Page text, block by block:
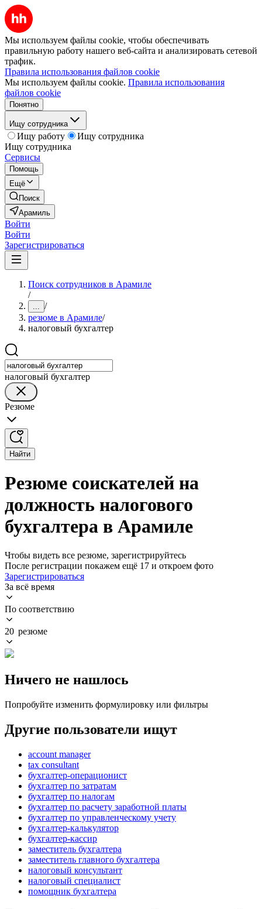
Мы используем файлы cookie, чтобы обеспечивать
правильную работу нашего веб-сайта и анализировать сетевой
трафик.
Правила использования файлов cookie
Мы используем файлы cookie. Правила использования
файлов cookie
Понятно
Ищу сотрудника
Ищу работу
Ищу сотрудника
Ищу сотрудника
Сервисы
Помощь
Ещё
Поиск
Арамиль
Войти
Войти
Зарегистрироваться
Поиск сотрудников в Арамиле
/
... /
резюме в Арамиле/
налоговый бухгалтер
налоговый бухгалтер
Резюме
Найти
Резюме соискателей на
должность налогового
бухгалтера в Арамиле
Чтобы видеть все резюме, зарегистрируйтесь
После регистрации покажем ещё 17 и откроем фото
Зарегистрироваться
За всё время
По соответствию
20 резюме
Ничего не нашлось
Попробуйте изменить формулировку или фильтры
Другие пользователи ищут
account manager
tax consultant
бухгалтер-операционист
бухгалтер по затратам
бухгалтер по налогам
бухгалтер по расчету заработной платы
бухгалтер по управленческому учету
бухгалтер-калькулятор
бухгалтер-кассир
заместитель бухгалтера
заместитель главного бухгалтера
налоговый консультант
налоговый специалист
помощник бухгалтера